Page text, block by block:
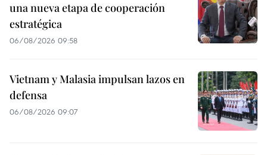
una nueva etapa de cooperación
estratégica
06/08/2026 09:58
Vietnam y Malasia impulsan lazos en
defensa
06/08/2026 09:07